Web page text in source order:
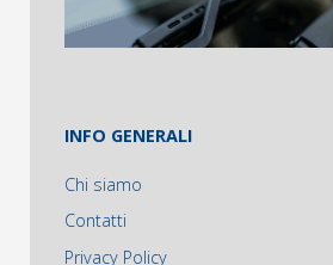
INFO GENERALI
Chi siamo
Contatti
Privacy Policy